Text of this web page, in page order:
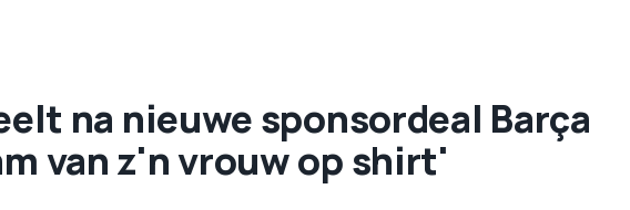
na nieuwe sponsordeal Barça
van z'n vrouw op shirt'